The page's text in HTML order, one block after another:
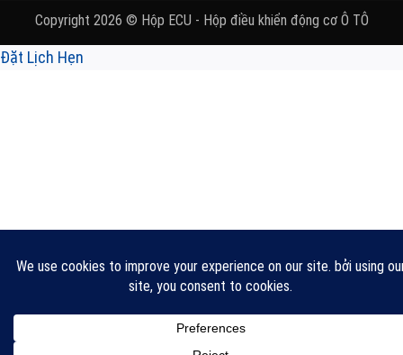
Copyright 2026 © Hộp ECU - Hộp điều khiển động cơ Ô TÔ
Đặt Lịch Hẹn